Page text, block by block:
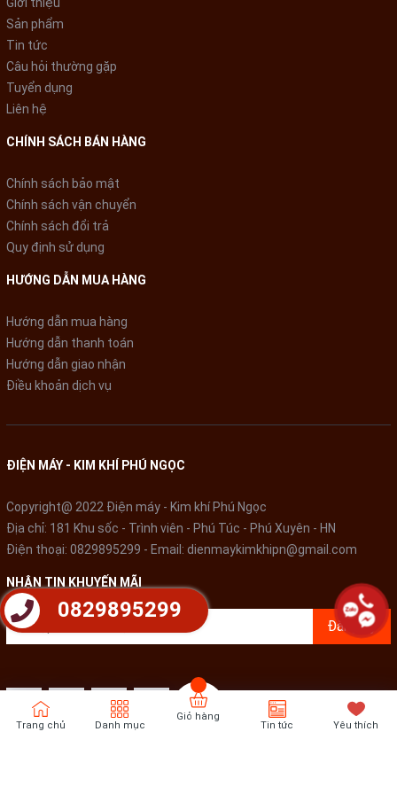
nâng cao hiệu quả tiết kiệm điện năng nhờ vào khả năng nhận
biết thói quen, nhiệt độ trong, ngoài môi trường từ đó điều
Sự kết hợp giữa công nghệ Inverter và cảm biến Econavi sẽ
giúp tủ tiết kiệm năng lượng một cách tối đa nhưng vẫn đảm
bảo được hiệu quả làm lạnh.
Ngăn chặn vi khuẩn, mùi hôi
khó chịu với công nghệ Ag
Sản phẩm
Tin tức
Câu hỏi thường gặp
Tuyển dụng
Liên hệ
CHÍNH SÁCH BÁN HÀNG
Chính sách bảo mật
Chính sách vận chuyển
Chính sách đổi trả
Quy định sử dụng
HƯỚNG DẪN MUA HÀNG
Hướng dẫn mua hàng
Hướng dẫn thanh toán
Hướng dẫn giao nhận
Điều khoản dịch vụ
ĐIỆN MÁY - KIM KHÍ PHÚ NGỌC
Copyright@ 2022 Điện máy - Kim khí Phú Ngọc
Địa chỉ: 181 Khu sốc - Trình viên - Phú Túc - Phú Xuyên - HN
Điện thoại: 0829895299 - Email: dienmaykimkhipn@gmail.com
NHẬN TIN KHUYẾN MÃI
Đăng ký
Trang chủ Danh mục
Giỏ hàng
Tin tức Yêu thích
0829895299